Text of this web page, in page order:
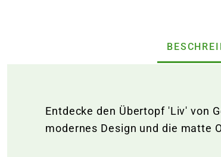
Entdecke den Übertopf 'Liv' von
modernes Design und die matte